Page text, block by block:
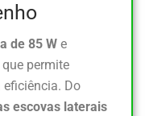
de 85 W e
que permite
eficiência. Do
escovas laterais